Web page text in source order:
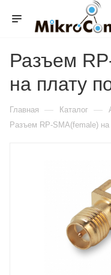
Разъем
на плату
Главная — Каталог —
Разъем RP-SМА(female) на